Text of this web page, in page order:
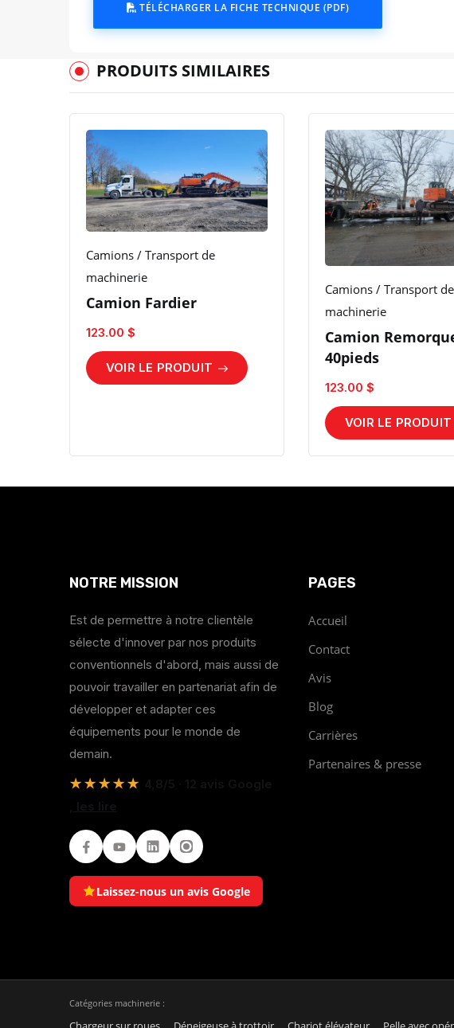
TÉLÉCHARGER LA FICHE TECHNIQUE (PDF)
PRODUITS SIMILAIRES
Camions / Transport de
machinerie
Camion Fardier
123.00 $
VOIR LE PRODUIT
Camions / Transport de
machinerie
Camion
40pieds
123.00 $
VOIR LE PRODUIT
NOTRE MISSION
Est de permettre à notre clientèle
sélecte d'innover par nos produits
conventionnels d'abord, mais aussi de
pouvoir travailler en partenariat afin de
développer et adapter ces
équipements pour le monde de
demain.
★★★★★
FacebookYoutubeLinkedInInstagram
Laissez-nous un avis Google
PAGES
Accueil
Contact
Avis
Blog
Carrières
Partenaires & presse
Catégories machinerie :